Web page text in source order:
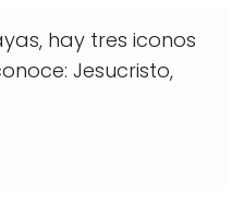
hay tres iconos
Jesucristo,